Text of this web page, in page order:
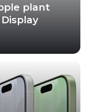
plant